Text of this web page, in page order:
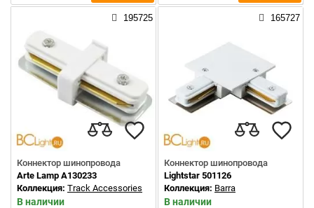
195725
Коннектор шинопровода
Arte Lamp A130233
Коллекция: Track Accessories
В наличии
165727
Коннектор шинопровода
Lightstar 501126
Коллекция: Barra
В наличии